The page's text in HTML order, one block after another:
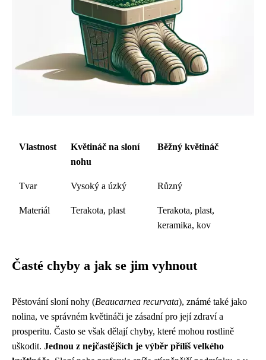
Vlastnost
Květináč na sloní
nohu
Běžný květináč
Tvar Vysoký a úzký Různý
Materiál Terakota, plast
Terakota, plast,
keramika, kov
Časté chyby a jak se jim vyhnout
Pěstování sloní nohy (Beaucarnea recurvata), známé také jako
nolina, ve správném květináči je zásadní pro její zdraví a
prosperitu. Často se však dělají chyby, které mohou rostlině
uškodit. Jednou z nejčastějších je výběr příliš velkého